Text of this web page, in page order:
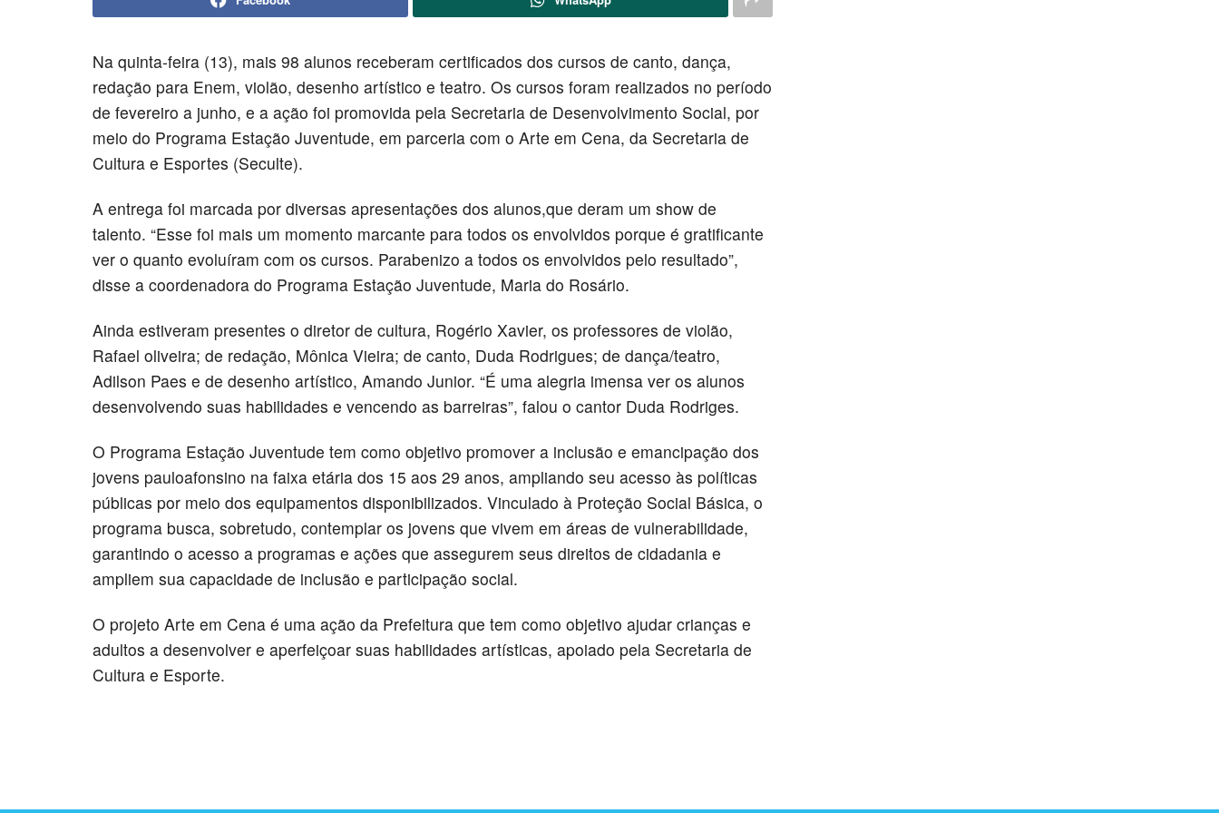
Na quinta-feira (13), mais 98 alunos receberam certificados dos cursos de canto, dança,
redação para Enem, violão, desenho artístico e teatro. Os cursos foram realizados no período
de fevereiro a junho, e a ação foi promovida pela Secretaria de Desenvolvimento Social, por
meio do Programa Estação Juventude, em parceria com o Arte em Cena, da Secretaria de
Cultura e Esportes (Seculte).
A entrega foi marcada por diversas apresentações dos alunos,que deram um show de
talento. “Esse foi mais um momento marcante para todos os envolvidos porque é gratificante
ver o quanto evoluíram com os cursos. Parabenizo a todos os envolvidos pelo resultado”,
disse a coordenadora do Programa Estação Juventude, Maria do Rosário.
Ainda estiveram presentes o diretor de cultura, Rogério Xavier, os professores de violão,
Rafael oliveira; de redação, Mônica Vieira; de canto, Duda Rodrigues; de dança/teatro,
Adilson Paes e de desenho artístico, Amando Junior. “É uma alegria imensa ver os alunos
desenvolvendo suas habilidades e vencendo as barreiras”, falou o cantor Duda Rodriges.
O Programa Estação Juventude tem como objetivo promover a inclusão e emancipação dos
jovens pauloafonsino na faixa etária dos 15 aos 29 anos, ampliando seu acesso às políticas
públicas por meio dos equipamentos disponibilizados. Vinculado à Proteção Social Básica, o
programa busca, sobretudo, contemplar os jovens que vivem em áreas de vulnerabilidade,
garantindo o acesso a programas e ações que assegurem seus direitos de cidadania e
ampliem sua capacidade de inclusão e participação social.
O projeto Arte em Cena é uma ação da Prefeitura que tem como objetivo ajudar crianças e
adultos a desenvolver e aperfeiçoar suas habilidades artísticas, apoiado pela Secretaria de
Cultura e Esporte.